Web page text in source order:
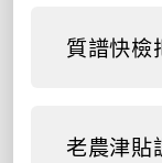
質譜快檢
老農津貼